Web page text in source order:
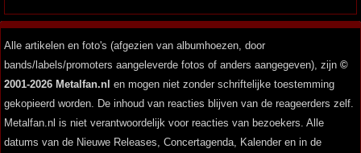
Alle artikelen en foto's (afgezien van albumhoezen, door
bands/labels/promoters aangeleverde fotos of anders aangegeven), zijn ©
2001-2026 Metalfan.nl en mogen niet zonder schriftelijke toestemming
gekopieerd worden. De inhoud van reacties blijven van de reageerders zelf.
Metalfan.nl is niet verantwoordelijk voor reacties van bezoekers. Alle
datums van de Nieuwe Releases, Concertagenda, Kalender en in de